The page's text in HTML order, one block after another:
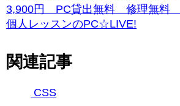
3,900円 PC貸出無料 修理無料
個人レッスンのPC☆LIVE!
関連記事
CSS